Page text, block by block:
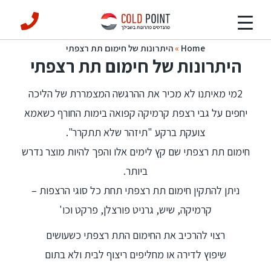
Home
» היתרונות של חימום תת רצפתי
היתרונות של חימום תת רצפתי
2מי מאיתנו לא מכיר את ההרגשה המצמררת של הליכה
יחפים על גבי רצפת קרמיקה קפואה בימות החורף כשאמא
צועקת ברקע "תיזהר שלא תתקרר".
חימום תת רצפתי שם קץ לימים אלו והפך להיות מוצר נדרש
ביותר.
ניתן להתקין חימום תת רצפתי תחת כל סוגי הרצפות –
קרמיקה, שיש, גרניט פורצלן, פרקט וכו'
רצוי להרכיב את החימום התת רצפתי כשעושים
שיפוץ לדירה או מחליפים ריצוף לבית ולא בתום